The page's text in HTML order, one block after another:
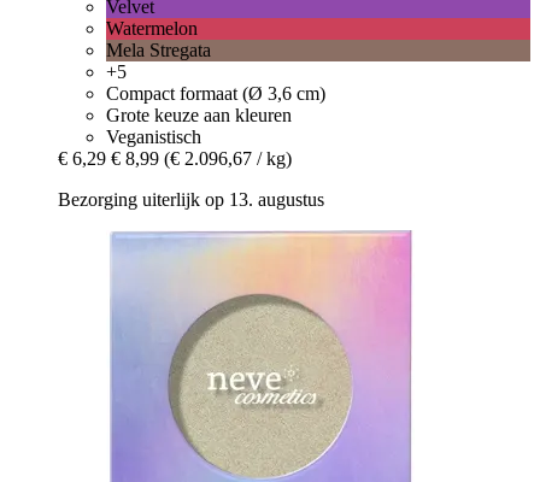
Velvet
Watermelon
Mela Stregata
+5
Compact formaat (Ø 3,6 cm)
Grote keuze aan kleuren
Veganistisch
€ 6,29 € 8,99 (€ 2.096,67 / kg)
Bezorging uiterlijk op 13. augustus